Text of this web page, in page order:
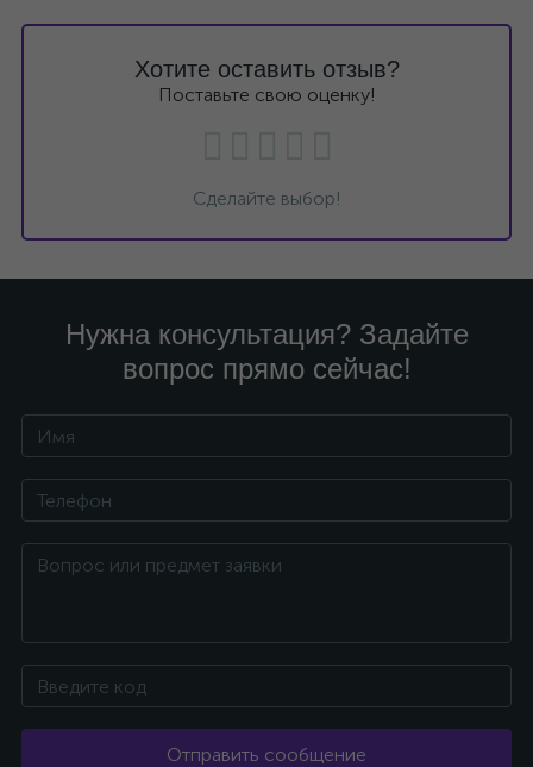
Хотите оставить отзыв?
Поставьте свою оценку!
Сделайте выбор!
Нужна консультация? Задайте
вопрос прямо сейчас!
Отправить сообщение